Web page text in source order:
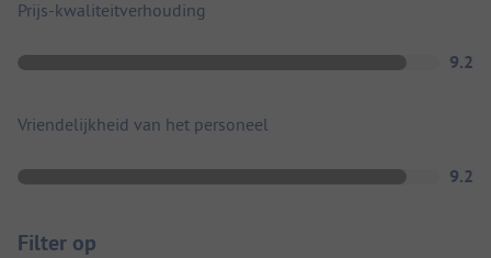
Prijs-kwaliteitverhouding
9.2
Vriendelijkheid van het personeel
9.2
Filter op